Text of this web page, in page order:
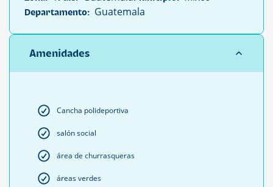
Departamento: Guatemala
Amenidades
Cancha polideportiva
salón social
área de churrasqueras
áreas verdes